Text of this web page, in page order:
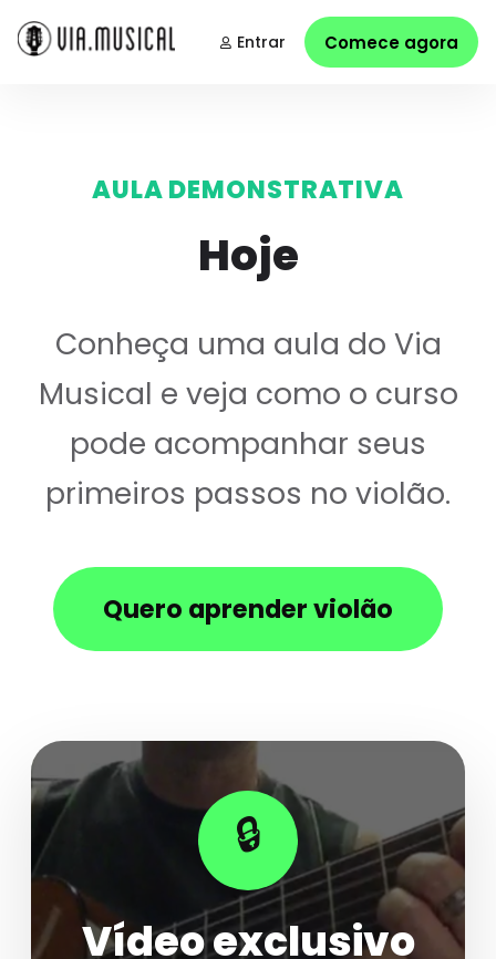
Entrar Comece agora
AULA DEMONSTRATIVA
Hoje
Conheça uma aula do Via
Musical e veja como o curso
pode acompanhar seus
primeiros passos no violão.
Quero aprender violão
🔒
Vídeo exclusivo